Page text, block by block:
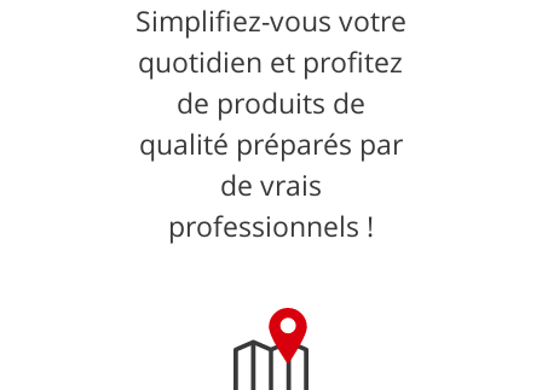
Simplifiez-vous votre
quotidien et profitez
de produits de
qualité préparés par
de vrais
professionnels !